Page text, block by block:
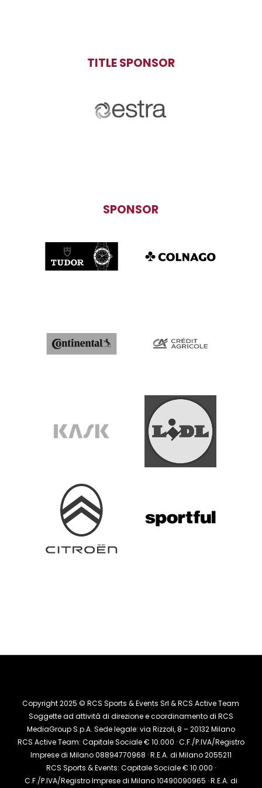
TITLE SPONSOR
SPONSOR
Copyright 2025 © RCS Sports & Events Srl & RCS Active Team
Soggette ad attività di direzione e coordinamento di RCS
MediaGroup S.p.A. Sede legale: via Rizzoli, 8 – 20132 Milano
RCS Active Team: Capitale Sociale € 10.000 · C.F./P.IVA/Registro
Imprese di Milano 08894770968 · R.E.A. di Milano 2055211
RCS Sports & Events: Capitale Sociale € 10.000 ·
C.F./P.IVA/Registro Imprese di Milano 10490090965 · R.E.A. di